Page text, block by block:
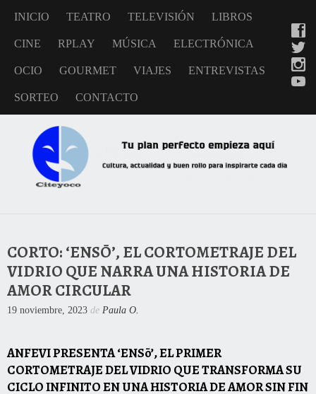
INICIO TEATRO TELEVISIÓN LIBROS
CINE RPLAY MÚSICA ELECTRÓNICA
OCIO GOURMET VIAJES ENTREVISTAS
SORTEO CONTACTO
CORTO: ‘ENSŌ’, EL CORTOMETRAJE DEL
VIDRIO QUE NARRA UNA HISTORIA DE
AMOR CIRCULAR
19 noviembre, 2023 de Paula O.
ANFEVI PRESENTA ‘ENSō’, EL PRIMER
CORTOMETRAJE DEL VIDRIO QUE TRANSFORMA SU
CICLO INFINITO EN UNA HISTORIA DE AMOR SIN FIN